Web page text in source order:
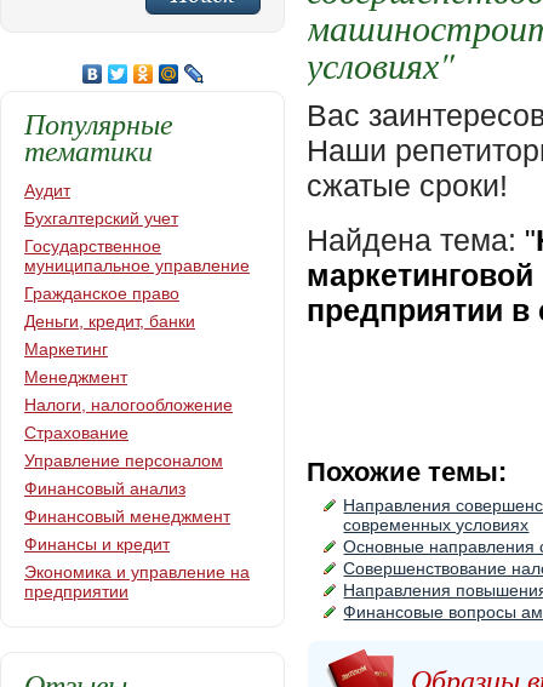
условиях"
Вас
Наши
сжатые сроки!
Найдена тема: "
предприятии
Похожие темы:
Направления
современных условиях
Основные направления
Совершенствование
Направления
Финансовые вопросы
Образцы
Популярные
тематики
Аудит
Бухгалтерский учет
Государственное
муниципальное управление
Гражданское право
Деньги, кредит, банки
Маркетинг
Менеджмент
Налоги, налогообложение
Страхование
Управление персоналом
Финансовый анализ
Финансовый менеджмент
Финансы и кредит
Экономика и управление на
предприятии